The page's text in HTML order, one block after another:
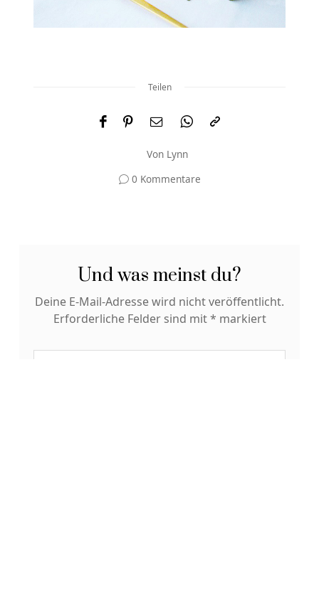
Teilen
Von Lynn
0 Kommentare
Und was meinst du?
Deine E-Mail-Adresse wird nicht veröffentlicht.
Erforderliche Felder sind mit* markiert